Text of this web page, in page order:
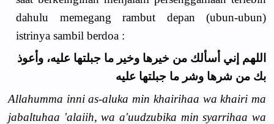
dahulu memegang rambut depan (ubun-ubun)
istrinya sambil berdoa :
اللهم إني أسألك من خيرها وخير ما جبلتها عليه، وأعوذ
بك من شرها وشر ما جبلتها عليه
Allahumma inni as-aluka min khairihaa wa khairi ma
jabaltuhaa 'alaiih, wa a'uudzubika min syarrihaa wa